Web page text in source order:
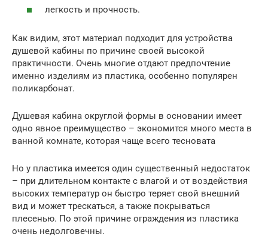
легкость и прочность.
Как видим, этот материал подходит для устройства
душевой кабины по причине своей высокой
практичности. Очень многие отдают предпочтение
именно изделиям из пластика, особенно популярен
поликарбонат.
Душевая кабина округлой формы в основании имеет
одно явное преимущество – экономится много места в
ванной комнате, которая чаще всего тесновата
Но у пластика имеется один существенный недостаток
– при длительном контакте с влагой и от воздействия
высоких температур он быстро теряет свой внешний
вид и может трескаться, а также покрываться
плесенью. По этой причине ограждения из пластика
очень недолговечны.